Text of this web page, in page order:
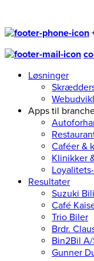
Løsninger
Apps til
Caféer &
Klinikker
Resultater
Suzuki
Café
Trio Biler
Brdr.
Bin2Bil A/
Gunner